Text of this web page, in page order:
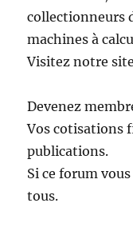
collectionneurs
machines à
Visitez notre
Devenez
Vos cotisations
publications.
Si ce forum
tous.